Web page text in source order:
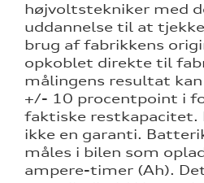
højvoltstekniker med
uddannelse til at
brug af fabrikkens
opkoblet direkte til
målingens resultat
+/- 10 procentpoint i
faktiske restkapacitet.
ikke en garanti.
måles i bilen som
ampere-timer (Ah).